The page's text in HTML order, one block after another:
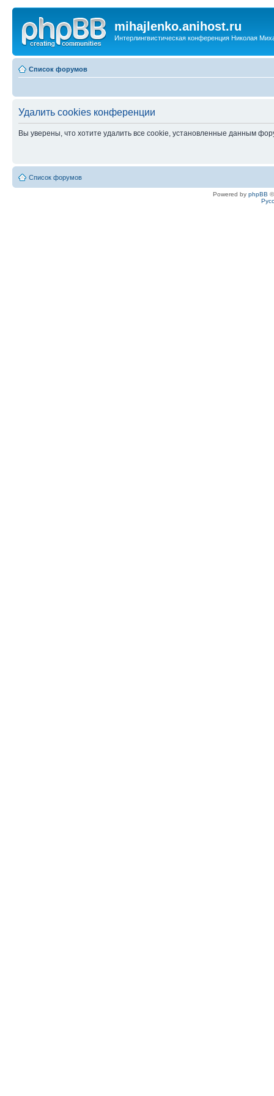
mihajlenko.anihost.ru
Интерлингвистическая конференция Николая
Список форумов
Удалить cookies конференции
Вы уверены, что хотите удалить все cookie, установленные данным
Список форумов
Powered by phpBB